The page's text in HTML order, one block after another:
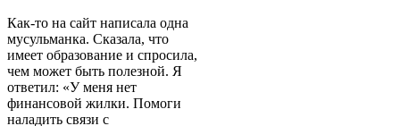
Как-то на сайт написала одна
мусульманка. Сказала, что
имеет образование и спросила,
чем может быть полезной. Я
ответил: «У меня нет
финансовой жилки. Помоги
наладить связи с